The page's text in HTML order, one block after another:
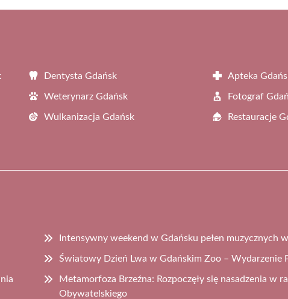
Dentysta Gdańsk Apteka
Weterynarz Gdańsk Fotograf
Wulkanizacja Gdańsk Restauracje
Intensywny weekend w Gdańsku pełen muzycznych
Światowy Dzień Lwa w Gdańskim Zoo – Wydarzenie
Metamorfoza Brzeźna: Rozpoczęły się nasadzenia w
Obywatelskiego